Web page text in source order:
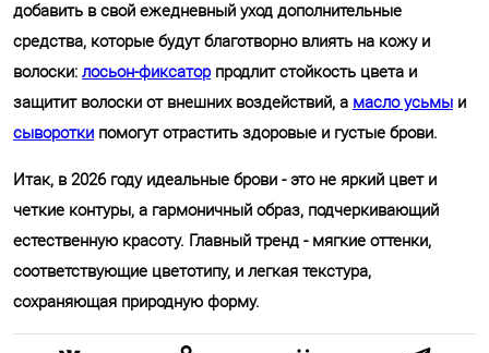
добавить в свой ежедневный уход дополнительные
средства, которые будут благотворно влиять на кожу и
волоски: лосьон-фиксаторпродлит стойкость цвета и
защитит волоски от внешних воздействий, а масло усьмы и
сыворотки помогут отрастить здоровые и густые брови.
Итак, в 2026 году идеальные брови - это не яркий цвет и
четкие контуры, а гармоничный образ, подчеркивающий
естественную красоту. Главный тренд - мягкие оттенки,
соответствующие цветотипу, и легкая текстура,
сохраняющая природную форму.